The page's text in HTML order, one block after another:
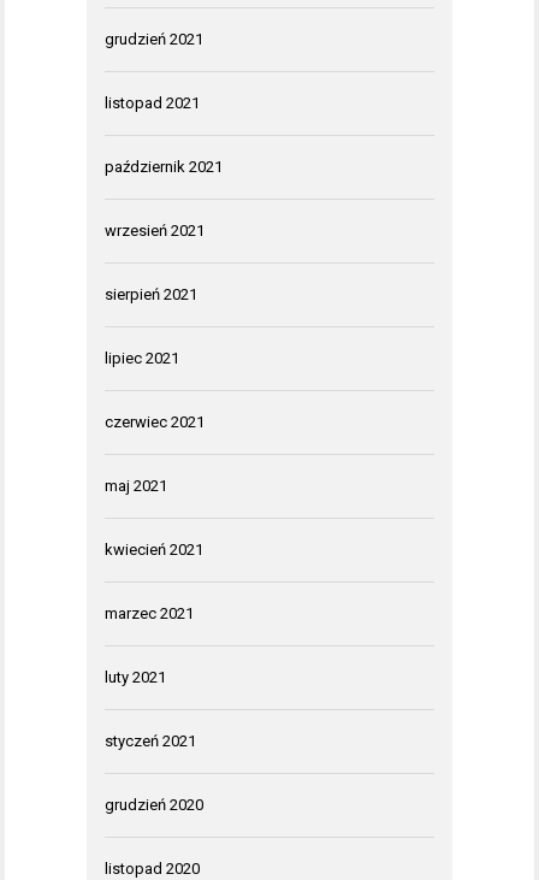
grudzień 2021
listopad 2021
październik 2021
wrzesień 2021
sierpień 2021
lipiec 2021
czerwiec 2021
maj 2021
kwiecień 2021
marzec 2021
luty 2021
styczeń 2021
grudzień 2020
listopad 2020